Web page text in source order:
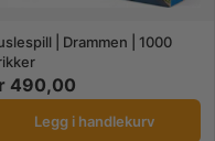
| Drammen | 1000
490,00
Legg i handlekurv